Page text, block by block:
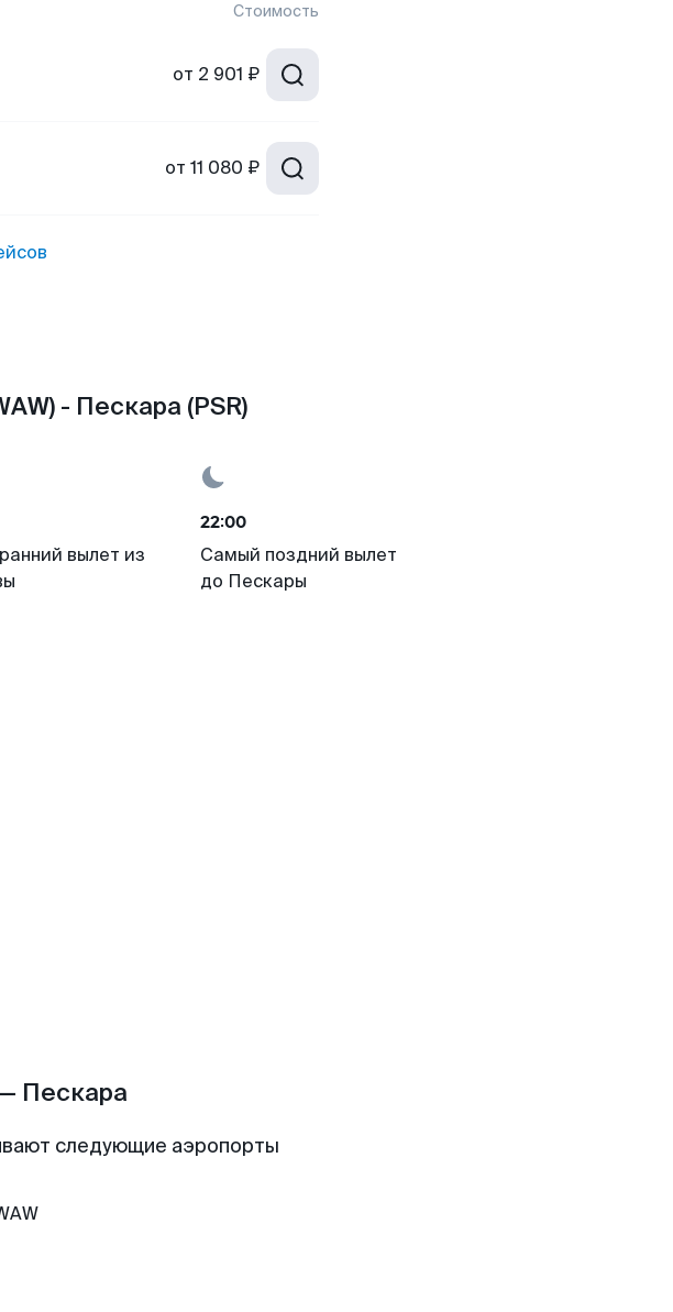
Стоимость
от 2 901 ₽
от 11 080 ₽
- Пескара (PSR)
вылет из
22:00
Самый поздний вылет
до Пескары
Пескара
следующие аэропорты